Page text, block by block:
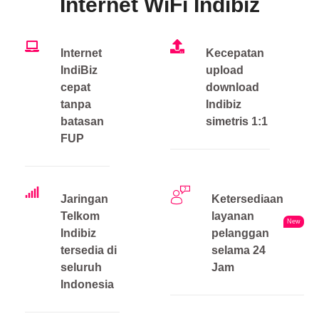
Internet
IndiBiz
cepat
tanpa
batasan
FUP
Kecepatan
upload
download
Indibiz
simetris 1:1
Jaringan
Telkom
Indibiz
tersedia di
seluruh
Indonesia
Ketersediaan
layanan
pelanggan
selama 24
Jam
New